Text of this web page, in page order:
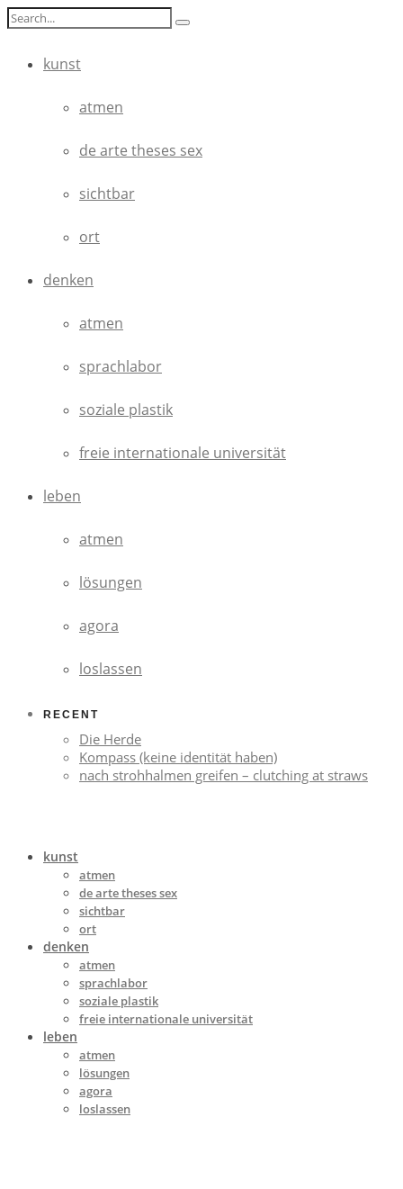
kunst
atmen
de arte theses sex
sichtbar
ort
denken
atmen
sprachlabor
soziale plastik
freie internationale universität
leben
atmen
lösungen
agora
loslassen
RECENT
Die Herde
Kompass (keine identität haben)
nach strohhalmen greifen – clutching at straws
kunst
atmen
de arte theses sex
sichtbar
ort
denken
atmen
sprachlabor
soziale plastik
freie internationale universität
leben
atmen
lösungen
agora
loslassen